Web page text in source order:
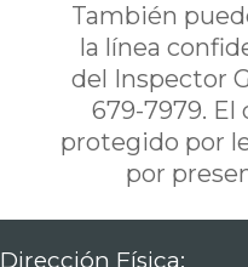
También
la línea
del Inspector
679-7979.
protegido por
por
Dirección Física: